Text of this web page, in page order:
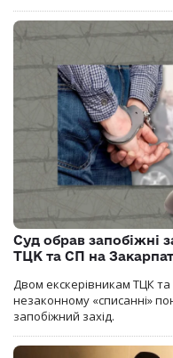
Суд обрав запобіжні
ТЦК та СП на
Двом екскерівникам ТЦК
незаконному «списанні»
запобіжний захід.